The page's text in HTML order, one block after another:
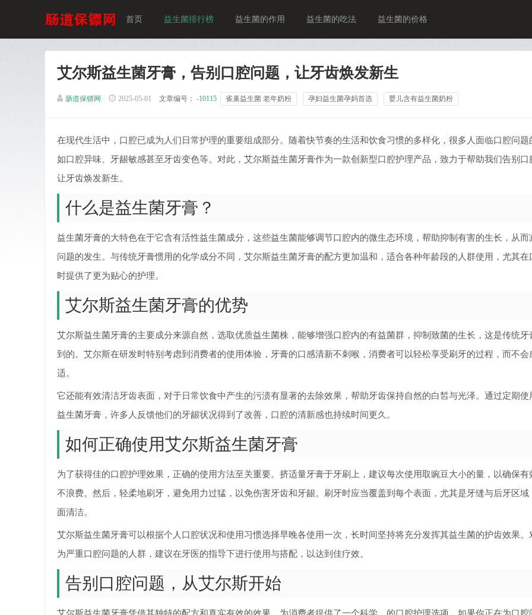
首页 益生菌排行榜 益生菌的作用 益生菌的吃法 益生菌的价格
艾尔斯益生菌牙膏，告别口腔问题，让牙齿焕发新生
肠道保镖网 2025-05-01 文章编号： -10115 雀巢益生菌 老年奶粉 孕妇益生菌孕妈首选 婴儿含有益生菌奶粉
在现代生活中，口腔已成为人们日常护理的重要组成部分。随着快节奏的生活和饮食习惯的多样化，很多人面临口腔问题
如口腔异味、牙龈敏感甚至牙齿变色等。对此，艾尔斯益生菌牙膏作为一款创新型口腔护理产品，致力于帮助我们告别口
让牙齿焕发新生。
什么是益生菌牙膏？
益生菌牙膏的大特色在于它含有活性益生菌成分，这些益生菌能够调节口腔内的微生态环境，帮助抑制有害的生长，从而
问题的发生。与传统牙膏惯用的化学成分不同，艾尔斯益生菌牙膏的配方更加温和，适合各种年龄段的人群使用，尤其在
时提供了更为贴心的护理。
艾尔斯益生菌牙膏的优势
艾尔斯益生菌牙膏的主要成分来源自然，选取优质益生菌株，能够增强口腔内的有益菌群，抑制致菌的生长，这是传统牙
到的。艾尔斯在研发时特别考虑到消费者的使用体验，牙膏的口感清新不刺喉，消费者可以轻松享受刷牙的过程，而不会
适。
它还能有效清洁牙齿表面，对于日常饮食中产生的污渍有显著的去除效果，帮助牙齿保持自然的白皙与光泽。通过定期使
益生菌牙膏，许多人反馈他们的牙龈状况得到了改善，口腔的清新感也持续时间更久。
如何正确使用艾尔斯益生菌牙膏
为了获得佳的口腔护理效果，正确的使用方法至关重要。挤适量牙膏于牙刷上，建议每次使用取豌豆大小的量，以确保有
不浪费。然后，轻柔地刷牙，避免用力过猛，以免伤害牙齿和牙龈。刷牙时应当覆盖到每个表面，尤其是牙缝与后牙区域
面清洁。
艾尔斯益生菌牙膏可以根据个人口腔状况和使用习惯选择早晚各使用一次，长时间坚持将充分发挥其益生菌的护齿效果。
为严重口腔问题的人群，建议在牙医的指导下进行使用与搭配，以达到佳疗效。
告别口腔问题，从艾尔斯开始